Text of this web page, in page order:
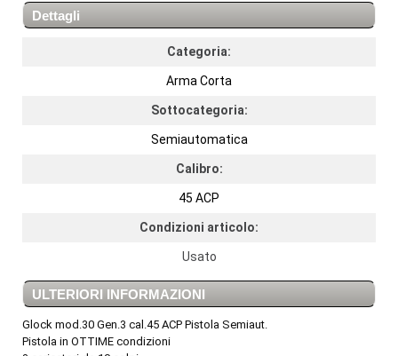
Dettagli
Categoria:
Arma Corta
Sottocategoria:
Semiautomatica
Calibro:
45 ACP
Condizioni articolo:
Usato
ULTERIORI INFORMAZIONI
Glock mod.30 Gen.3 cal.45 ACP Pistola Semiaut.
Pistola in OTTIME condizioni